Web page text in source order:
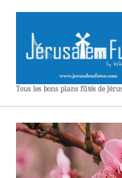
Aller
contenu
Tous les bons plans fûtés de